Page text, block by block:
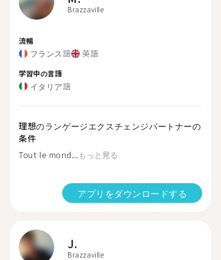
Brazzaville
流暢
フランス語 英語
学習中の言語
イタリア語
理想のランゲージエクスチェンジパートナーの
条件
Tout le mond... もっと見る
アプリをダウンロードする
J.
Brazzaville